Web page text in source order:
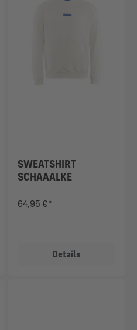
SWEATSHIRT
SCHAAALKE
64,95 €*
Details